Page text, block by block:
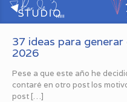
37 ideas para
2026
Pese a que este año he
contaré en otro post los
post […]